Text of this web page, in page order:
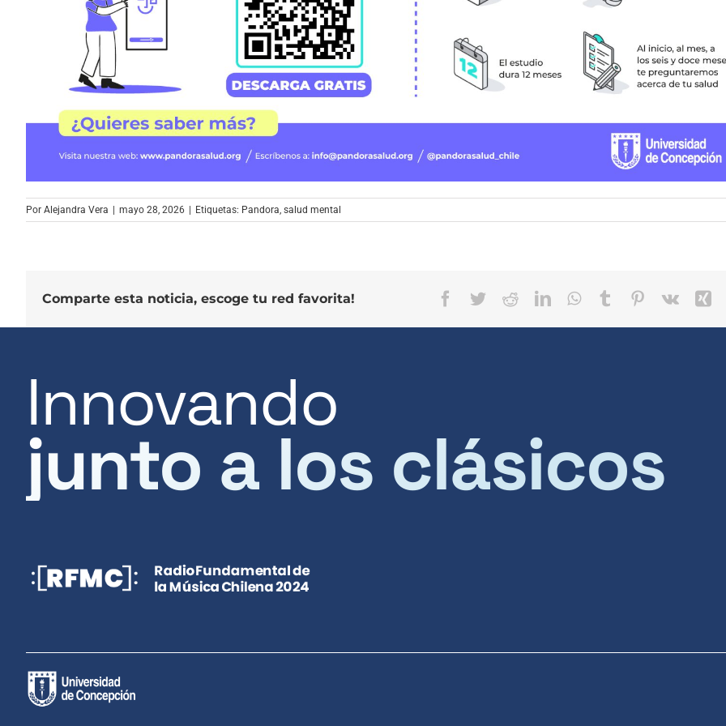
Por Alejandra Vera mayo 28, 2026 Etiquetas: Pandora, salud mental
Comparte esta noticia, escoge tu red favorita! Facebook
TwitterRedditLinkedInWhatsApp
TumblrPinterest
Vk
Innovando
junto a los clásicos